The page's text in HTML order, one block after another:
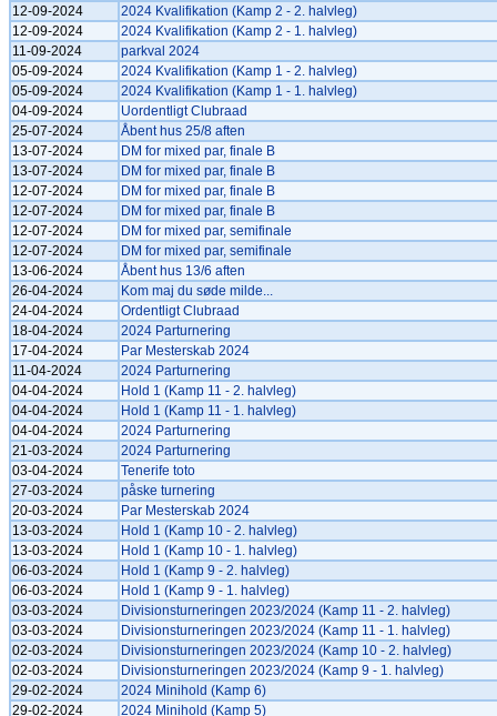
12-09-2024
2024 Kvalifikation (Kamp 2 - 2. halvleg)
12-09-2024
2024 Kvalifikation (Kamp 2 - 1. halvleg)
11-09-2024
parkval 2024
05-09-2024
2024 Kvalifikation (Kamp 1 - 2. halvleg)
05-09-2024
2024 Kvalifikation (Kamp 1 - 1. halvleg)
04-09-2024
Uordentligt Clubraad
25-07-2024
Åbent hus 25/8 aften
13-07-2024
DM for mixed par, finale B
13-07-2024
DM for mixed par, finale B
12-07-2024
DM for mixed par, finale B
12-07-2024
DM for mixed par, finale B
12-07-2024
DM for mixed par, semifinale
12-07-2024
DM for mixed par, semifinale
13-06-2024
Åbent hus 13/6 aften
26-04-2024
Kom maj du søde milde...
24-04-2024
Ordentligt Clubraad
18-04-2024
2024 Parturnering
17-04-2024
Par Mesterskab 2024
11-04-2024
2024 Parturnering
04-04-2024
Hold 1 (Kamp 11 - 2. halvleg)
04-04-2024
Hold 1 (Kamp 11 - 1. halvleg)
04-04-2024
2024 Parturnering
21-03-2024
2024 Parturnering
03-04-2024
Tenerife toto
27-03-2024
påske turnering
20-03-2024
Par Mesterskab 2024
13-03-2024
Hold 1 (Kamp 10 - 2. halvleg)
13-03-2024
Hold 1 (Kamp 10 - 1. halvleg)
06-03-2024
Hold 1 (Kamp 9 - 2. halvleg)
06-03-2024
Hold 1 (Kamp 9 - 1. halvleg)
03-03-2024
Divisionsturneringen 2023/2024 (Kamp 11 - 2. halvleg)
03-03-2024
Divisionsturneringen 2023/2024 (Kamp 11 - 1. halvleg)
02-03-2024
Divisionsturneringen 2023/2024 (Kamp 10 - 2. halvleg)
02-03-2024
Divisionsturneringen 2023/2024 (Kamp 9 - 1. halvleg)
29-02-2024
2024 Minihold (Kamp 6)
29-02-2024
2024 Minihold (Kamp 5)